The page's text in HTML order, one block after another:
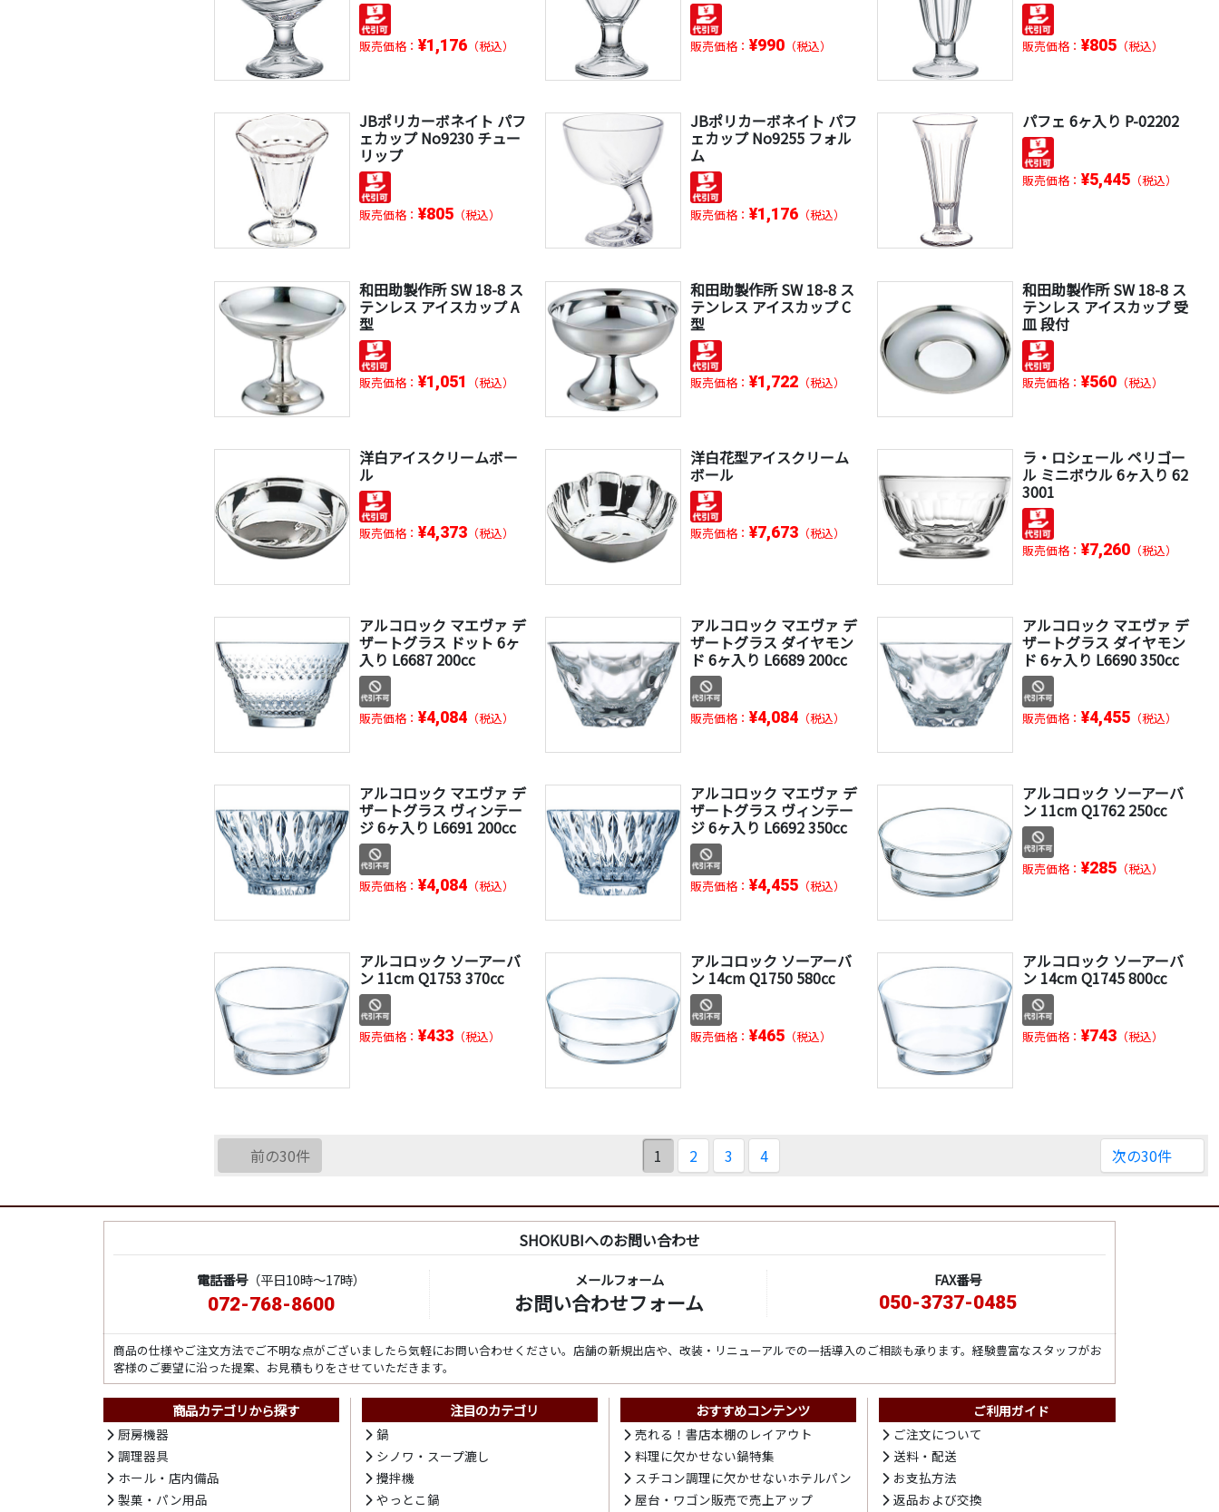
販売価格： ¥1,176 （税込） 販売価格：¥990 （税込） 販売価格： ¥805（税込）
JBポリカーボネイト パフ
ェカップ No9230 チュー
リップ
販売価格： ¥805 （税込）
JBポリカーボネイト パフ
ェカップ No9255 フォル
ム
販売価格：¥1,176 （税込）
パフェ 6ヶ入り P-02202
販売価格： ¥5,445（税込）
和田助製作所 SW 18-8 ス
テンレス アイスカップ A
型
販売価格： ¥1,051 （税込）
和田助製作所 SW 18-8 ス
テンレス アイスカップ C
型
販売価格：¥1,722 （税込）
和田助製作所 SW 18-8 ス
テンレス アイスカップ 受
皿 段付
販売価格： ¥560（税込）
洋白アイスクリームボー
ル
販売価格： ¥4,373 （税込）
洋白花型アイスクリーム
ボール
販売価格：¥7,673 （税込）
ラ・ロシェール ペリゴー
ル ミニボウル 6ヶ入り 62
3001
販売価格： ¥7,260（税込）
アルコロック マエヴァ デ
ザートグラス ドット 6ヶ
入り L6687 200cc
販売価格： ¥4,084 （税込）
アルコロック マエヴァ デ
ザートグラス ダイヤモン
ド 6ヶ入り L6689 200cc
販売価格：¥4,084 （税込）
アルコロック マエヴァ デ
ザートグラス ダイヤモン
ド 6ヶ入り L6690 350cc
販売価格： ¥4,455（税込）
アルコロック マエヴァ デ
ザートグラス ヴィンテー
ジ 6ヶ入り L6691 200cc
販売価格： ¥4,084 （税込）
アルコロック マエヴァ デ
ザートグラス ヴィンテー
ジ 6ヶ入り L6692 350cc
販売価格：¥4,455 （税込）
アルコロック ソーアーバ
ン 11cm Q1762 250㏄
販売価格： ¥285（税込）
アルコロック ソーアーバ
ン 11cm Q1753 370㏄
販売価格： ¥433 （税込）
アルコロック ソーアーバ
ン 14cm Q1750 580㏄
販売価格：¥465 （税込）
アルコロック ソーアーバ
ン 14cm Q1745 800㏄
販売価格： ¥743（税込）
前の30件 1 2 3 4 次の30件
SHOKUBIへのお問い合わせ
電話番号（平日10時～17時）
072-768-8600
メールフォーム
お問い合わせフォーム
FAX番号
050-3737-0485
商品の仕様やご注文方法でご不明な点がございましたら気軽にお問い合わせください。店舗の新規出店や、改装・リニューアルでの一括導入のご相談も承ります。経験豊富なスタッフがお
客様のご要望に沿った提案、お見積もりをさせていただきます。
商品カテゴリから探す
厨房機器
調理器具
ホール・店内備品
製菓・パン用品
注目のカテゴリ
鍋
シノワ・スープ漉し
攪拌機
やっとこ鍋
おすすめコンテンツ
売れる！書店本棚のレイアウト
料理に欠かせない鍋特集
スチコン調理に欠かせないホテルパン
屋台・ワゴン販売で売上アップ
ご利用ガイド
ご注文について
送料・配送
お支払方法
返品および交換